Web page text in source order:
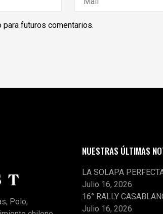
para futuros comentarios.
Polo,
NUESTRAS ÚLTIMAS
LA SOLAPA
Julio 16, 2026
16° RALLY
Julio 16, 2026